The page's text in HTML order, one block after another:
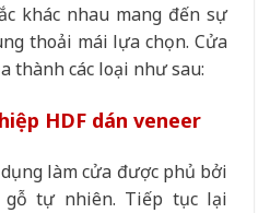
khác nhau mang đến sự
thoải mái lựa chọn. Cửa
thành các loại như sau:
HDF dán veneer
làm cửa được phủ bởi
gỗ tự nhiên. Tiếp tục lại